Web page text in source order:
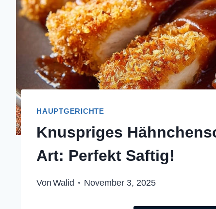
HAUPTGERICHTE
Knuspriges
Art: Perfekt Saftig!
Von Walid November 3, 2025